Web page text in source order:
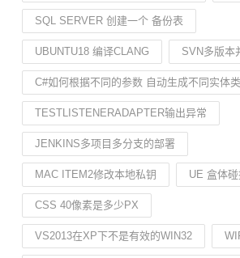
SQL SERVER 创建一个 备份表
UBUNTU18 编译CLANG SVN多版本
C#如何根据不同的参数 自动生成不同实体类
TESTLISTENERADAPTER输出异常
JENKINS多项目多分支的部署
MAC ITEM2修改本地私钥 UE 盒体
CSS 40像素是多少PX
VS2013在XP下不是有效的WIN32